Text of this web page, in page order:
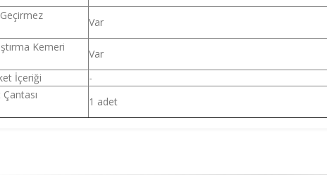
Var
Kemeri
Var
İçeriği
-
Çantası
1 adet